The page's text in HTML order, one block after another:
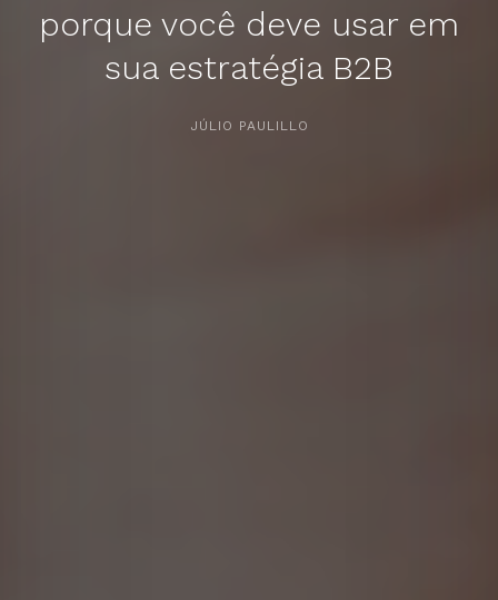
APERTE [ENTER] PARA PESQUISAR...
porque você deve usar em
sua estratégia B2B
JÚLIO PAULILLO